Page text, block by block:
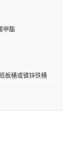
甲酯
板桶或镀锌铁桶